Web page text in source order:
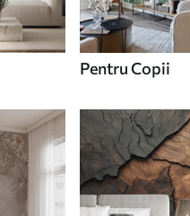
Pentru Copii